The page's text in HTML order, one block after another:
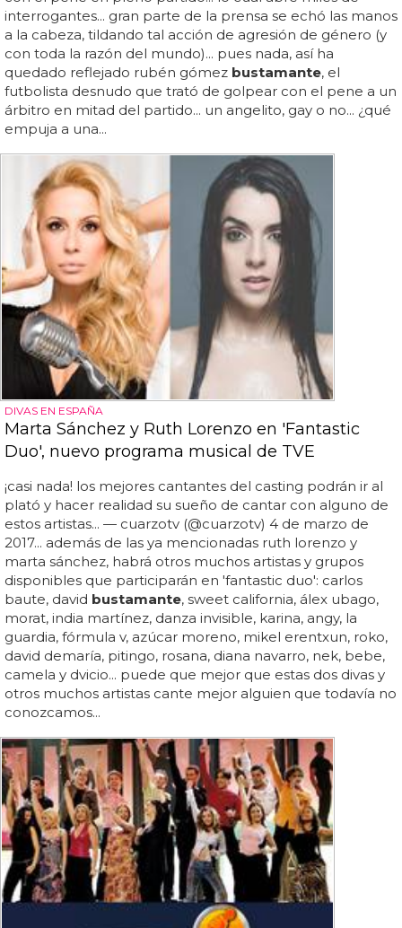
interrogantes... gran parte de la prensa se echó las manos
a la cabeza, tildando tal acción de agresión de género (y
con toda la razón del mundo)... pues nada, así ha
quedado reflejado rubén gómez bustamante, el
futbolista desnudo que trató de golpear con el pene a un
árbitro en mitad del partido... un angelito, gay o no... ¿qué
empuja a una...
DIVAS EN ESPAÑA
Marta Sánchez y Ruth Lorenzo en 'Fantastic
Duo', nuevo programa musical de TVE
¡casi nada! los mejores cantantes del casting podrán ir al
plató y hacer realidad su sueño de cantar con alguno de
estos artistas... — cuarzotv (@cuarzotv) 4 de marzo de
2017... además de las ya mencionadas ruth lorenzo y
marta sánchez, habrá otros muchos artistas y grupos
disponibles que participarán en 'fantastic duo': carlos
baute, david bustamante, sweet california, álex ubago,
morat, india martínez, danza invisible, karina, angy, la
guardia, fórmula v, azúcar moreno, mikel erentxun, roko,
david demaría, pitingo, rosana, diana navarro, nek, bebe,
camela y dvicio... puede que mejor que estas dos divas y
otros muchos artistas cante mejor alguien que todavía no
conozcamos...